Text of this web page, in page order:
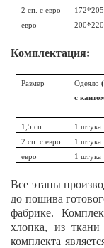
2 сп. с евро
172*205
евро
200*220
Комплектация:
Размер Одеяло
с
1,5 сп. 1 штука
2 сп. с евро
1 штука
евро
1 штука
Все этапы
до пошива
фабрике.
хлопка, из ткани
комплекта